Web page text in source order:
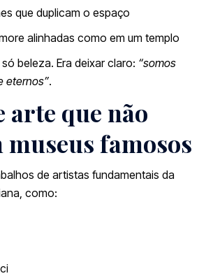
que duplicam o espaço
alinhadas como em um templo
beleza. Era deixar claro: “somos
eternos”.
arte que não
museus famosos
de artistas fundamentais da
como: